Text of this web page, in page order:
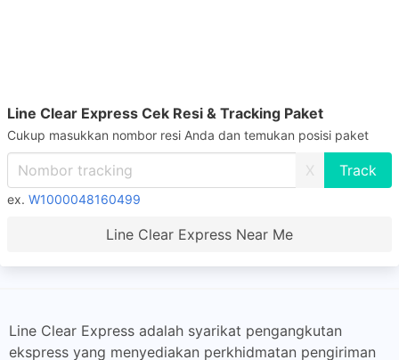
Line Clear Express Cek Resi & Tracking Paket
Cukup masukkan nombor resi Anda dan temukan posisi paket
X
ex. W1000048160499
Line Clear Express Near Me
Line Clear Express adalah syarikat pengangkutan
ekspress yang menyediakan perkhidmatan pengiriman